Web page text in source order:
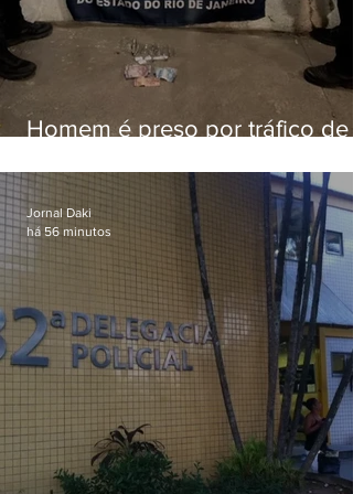
Homem é preso por tráfico de
Jornal Daki
há 56 minutos